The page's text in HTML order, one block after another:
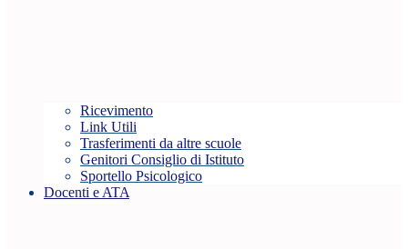
Ricevimento
Link Utili
Trasferimenti da altre scuole
Genitori Consiglio di Istituto
Sportello Psicologico
Docenti e ATA